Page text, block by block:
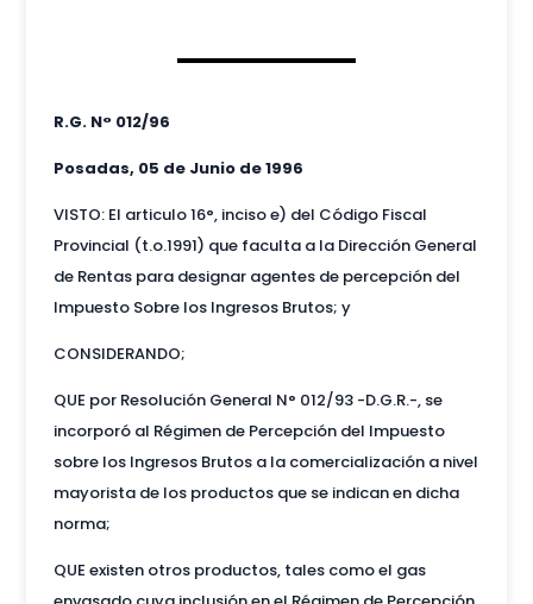
R.G. N° 012/96
Posadas, 05 de Junio de 1996
VISTO: El articulo 16°, inciso e) del Código Fiscal
Provincial (t.o.1991) que faculta a la Dirección General
de Rentas para designar agentes de percepción del
Impuesto Sobre los Ingresos Brutos; y
CONSIDERANDO;
QUE por Resolución General N° 012/93 -D.G.R.-, se
incorporó al Régimen de Percepción del Impuesto
sobre los Ingresos Brutos a la comercialización a nivel
mayorista de los productos que se indican en dicha
norma;
QUE existen otros productos, tales como el gas